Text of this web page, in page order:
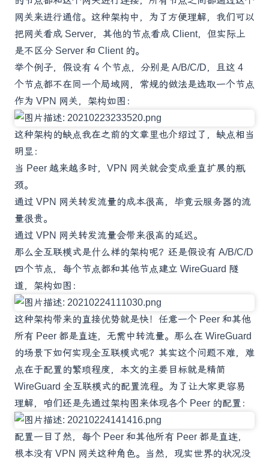
网关来进行通信。这种架构中，为了方便理解，我们可以
把网关看成 Server，其他的节点看成 Client，但实际上
是不区分 Server 和 Client 的。
举个例子，假设有 4 个节点，分别是 A/B/C/D，且这 4
个节点都不在同一个局域网，常规的做法是选取一个节点
作为 VPN 网关，架构如图：
这种架构的缺点我在之前的文章里也介绍过了，缺点相当
明显：
当 Peer 越来越多时，VPN 网关就会变成垂直扩展的瓶
颈。
通过 VPN 网关转发流量的成本很高，毕竟云服务器的流
量很贵。
通过 VPN 网关转发流量会带来很高的延迟。
那么全互联模式是什么样的架构呢？还是假设有 A/B/C/D
四个节点，每个节点都和其他节点建立 WireGuard 隧
道，架构如图：
这种架构带来的直接优势就是快！任意一个 Peer 和其他
所有 Peer 都是直连，无需中转流量。那么在 WireGuard
的场景下如何实现全互联模式呢？其实这个问题不难，难
点在于配置的繁琐程度，本文的主要目标就是精简
WireGuard 全互联模式的配置流程。为了让大家更容易
理解，咱们还是先通过架构图来体现各个 Peer 的配置：
配置一目了然，每个 Peer 和其他所有 Peer 都是直连，
根本没有 VPN 网关这种角色。当然，现实世界的状况没